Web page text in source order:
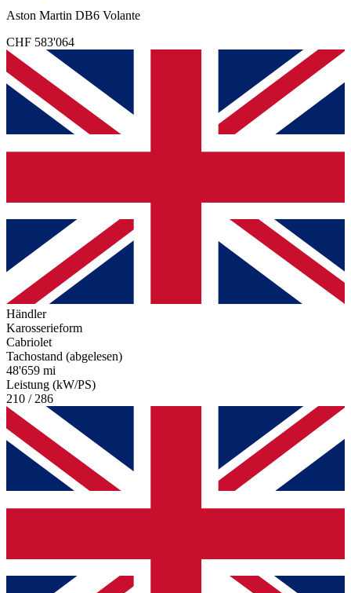
Aston Martin DB6 Volante
CHF 583'064
Händler
Karosserieform
Cabriolet
Tachostand (abgelesen)
48'659 mi
Leistung (kW/PS)
210 / 286